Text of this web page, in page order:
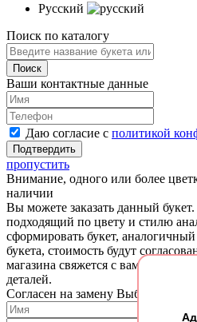
Русский
Поиск по каталогу
Ваши контактные данные
Даю согласие с политикой
пропустить
Внимание, одного или более
наличии
Вы можете заказать данный
подходящий по цвету и стилю
сформировать букет,
букета, стоимость будут
магазина свяжется с вами для
деталей.
Согласен на замену Выбрать